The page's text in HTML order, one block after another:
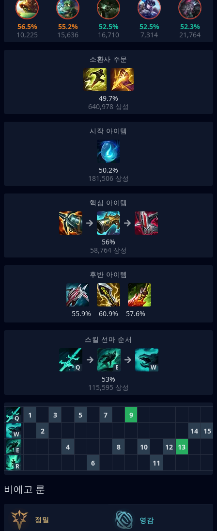
56.5%
10,225
55.2%
15,636
52.5%
16,710
52.5%
7,314
52.3%
21,764
소환사 주문
49.7%
640,978 상성
시작 아이템
50.2%
181,506 상성
핵심 아이템
56%
58,764 상성
후반 아이템
55.9% 60.9% 57.6%
스킬 선마 순서
Q E W
53%
115,595 상성
Q 1 3 5 7 9
W 2 14 15
E 4 8 10 12 13
R 6 11
비에고 룬
정밀 영감